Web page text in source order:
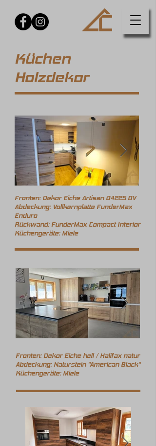
Küchen
Holzdekor
Fronten: Dekor Eiche Artisan D4225 OV
Abdeckung: Vollkernplatte FunderMax
Enduro
Rückwand: FunderMax Compact Interior
Küchengeräte: Miele
Fronten: Dekor Eiche hell / Halifax natur
Abdeckung: Naturstein "American Black"
Küchengeräte: Miele